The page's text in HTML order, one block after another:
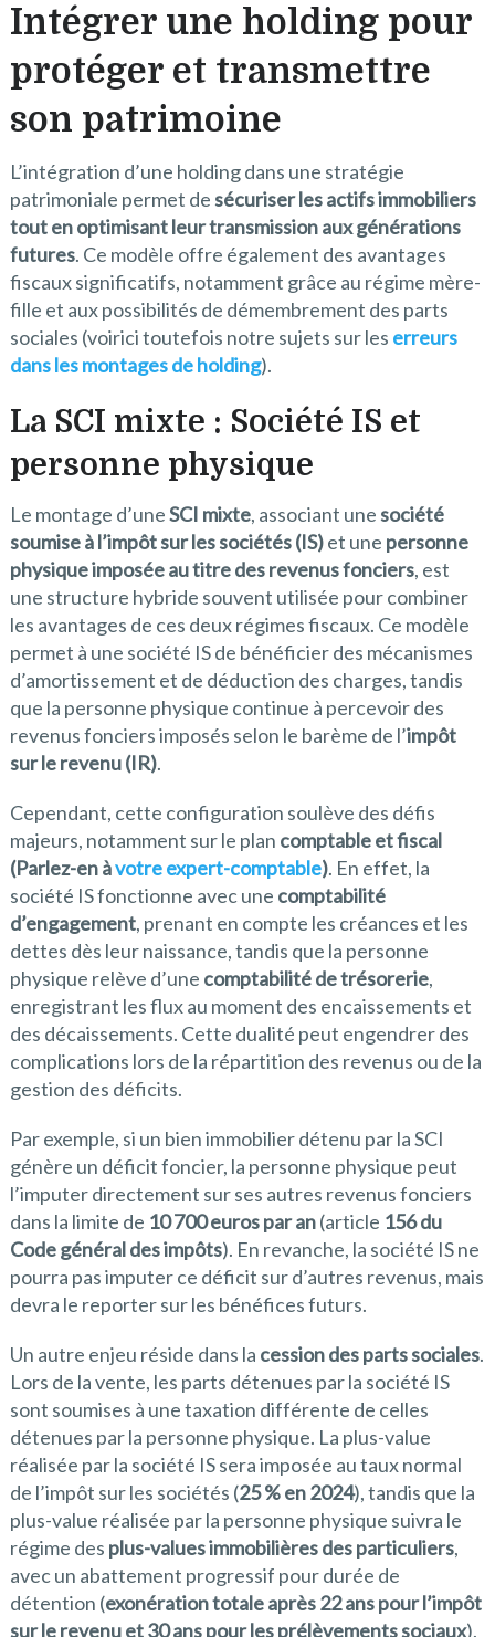
Intégrer une holding pour
protéger et transmettre
son patrimoine
L’intégration d’une holding dans une stratégie
patrimoniale permet desécuriser les actifs immobiliers
tout en optimisant leur transmission aux générations
futures. Ce modèle offre également des avantages
fiscaux significatifs, notamment grâce au régime mère-
fille et aux possibilités de démembrement des parts
sociales (voirici toutefois notre sujets sur les erreurs
dans les montages de holding).
La SCI mixte : Société IS et
personne physique
Le montage d’uneSCI mixte, associant unesociété
soumise à l’impôt sur les sociétés (IS)et une personne
physique imposée au titre des revenus fonciers, est
une structure hybride souvent utilisée pour combiner
les avantages de ces deux régimes fiscaux. Ce modèle
permet à une société IS de bénéficier des mécanismes
d’amortissement et de déduction des charges, tandis
que la personne physique continue à percevoir des
revenus fonciers imposés selon le barème de l’impôt
sur le revenu (IR).
Cependant, cette configuration soulève des défis
majeurs, notamment sur le plan comptable et fiscal
(Parlez-en àvotre expert-comptable). En effet, la
société IS fonctionne avec une comptabilité
d’engagement, prenant en compte les créances et les
dettes dès leur naissance, tandis que la personne
physique relève d’une comptabilité de trésorerie,
enregistrant les flux au moment des encaissements et
des décaissements. Cette dualité peut engendrer des
complications lors de la répartition des revenus ou de la
gestion des déficits.
Par exemple, si un bien immobilier détenu par la SCI
génère un déficit foncier, la personne physique peut
l’imputer directement sur ses autres revenus fonciers
dans la limite de 10 700 euros par an(article 156 du
Code général des impôts). En revanche, la société IS ne
pourra pas imputer ce déficit sur d’autres revenus, mais
devra le reporter sur les bénéfices futurs.
Un autre enjeu réside dans la cession des parts sociales.
Lors de la vente, les parts détenues par la société IS
sont soumises à une taxation différente de celles
détenues par la personne physique. La plus-value
réalisée par la société IS sera imposée au taux normal
de l’impôt sur les sociétés (25 % en 2024), tandis que la
plus-value réalisée par la personne physique suivra le
régime des plus-values immobilières des particuliers,
avec un abattement progressif pour durée de
détention (exonération totale après 22 ans pour l’impôt
sur le revenu et 30 ans pour les prélèvements sociaux).